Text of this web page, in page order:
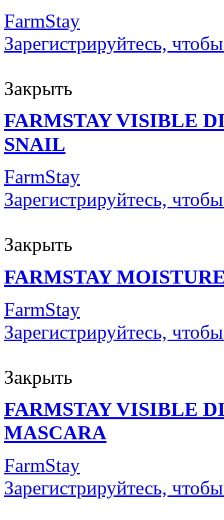
FarmStay
Зарегистрируйтесь,
Закрыть
FARMSTAY VISIBLE
SNAIL
FarmStay
Зарегистрируйтесь,
Закрыть
FARMSTAY
FarmStay
Зарегистрируйтесь,
Закрыть
FARMSTAY VISIBLE
MASCARA
FarmStay
Зарегистрируйтесь,